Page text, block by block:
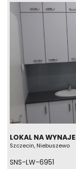
LOKAL NA
Szczecin, Niebuszewo
SNS-LW-6951